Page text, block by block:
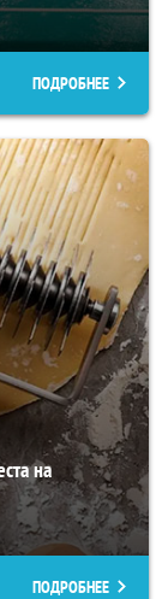
ПОДРОБНЕЕ
на
ПОДРОБНЕЕ